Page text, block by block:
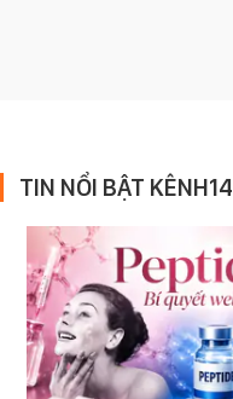
TIN NỔI BẬT KÊNH14